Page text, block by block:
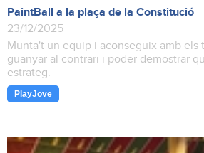
PaintBall a la plaça de la Constitució
23/12/2025
Munta't un equip i aconseguix amb els
guanyar al contrari i poder demostrar
estrateg.
PlayJove